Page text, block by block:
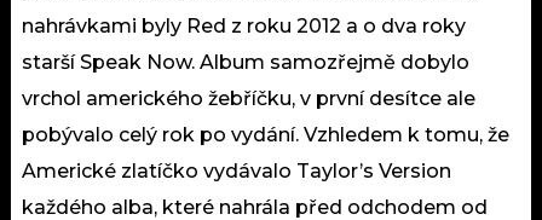
nahrávkami byly Red z roku 2012 a o dva roky
starší Speak Now. Album samozřejmě dobylo
vrchol amerického žebříčku, v první desítce ale
pobývalo celý rok po vydání. Vzhledem k tomu, že
Americké zlatíčko vydávalo Taylor’s Version
každého alba, které nahrála před odchodem od